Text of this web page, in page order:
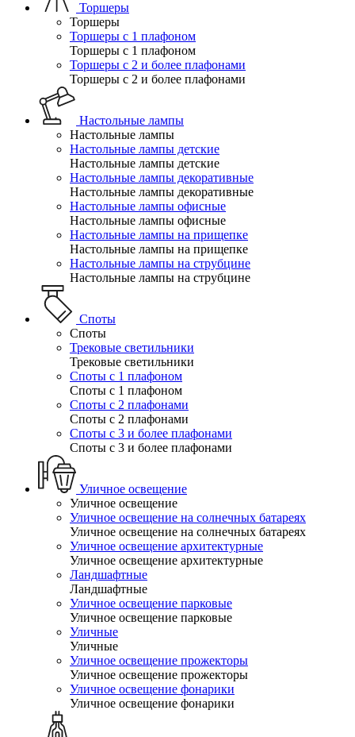
Торшеры
Торшеры
Торшеры с 1 плафоном
Торшеры с 1 плафоном
Торшеры с 2 и более плафонами
Торшеры с 2 и более плафонами
Настольные лампы
Настольные лампы
Настольные лампы детские
Настольные лампы детские
Настольные лампы декоративные
Настольные лампы декоративные
Настольные лампы офисные
Настольные лампы офисные
Настольные лампы на прищепке
Настольные лампы на прищепке
Настольные лампы на струбцине
Настольные лампы на струбцине
Споты
Споты
Трековые светильники
Трековые светильники
Споты с 1 плафоном
Споты с 1 плафоном
Споты с 2 плафонами
Споты с 2 плафонами
Споты с 3 и более плафонами
Споты с 3 и более плафонами
Уличное освещение
Уличное освещение
Уличное освещение на солнечных батареях
Уличное освещение на солнечных батареях
Уличное освещение архитектурные
Уличное освещение архитектурные
Ландшафтные
Ландшафтные
Уличное освещение парковые
Уличное освещение парковые
Уличные
Уличные
Уличное освещение прожекторы
Уличное освещение прожекторы
Уличное освещение фонарики
Уличное освещение фонарики